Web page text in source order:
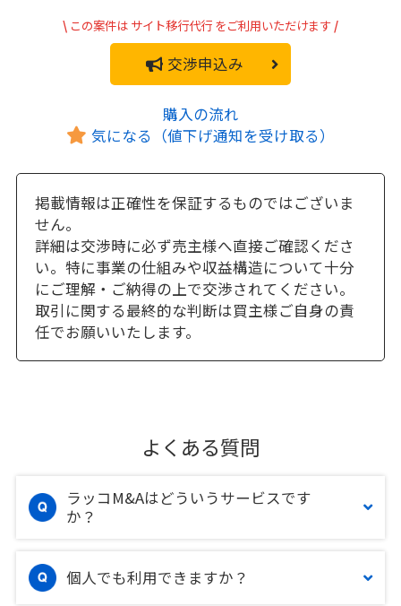
\ この案件は サイト移行代行 をご利用いただけます /
交渉申込み
購入の流れ
気になる（値下げ通知を受け取る）
掲載情報は正確性を保証するものではございま
せん。
詳細は交渉時に必ず売主様へ直接ご確認くださ
い。特に事業の仕組みや収益構造について十分
にご理解・ご納得の上で交渉されてください。
取引に関する最終的な判断は買主様ご自身の責
任でお願いいたします。
よくある質問
ラッコM&Aはどういうサービスです
か？
個人でも利用できますか？